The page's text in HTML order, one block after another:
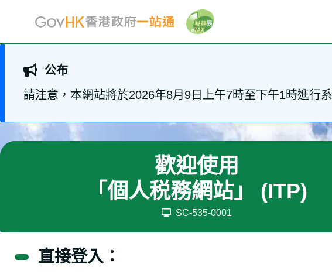
公布
請注意，本網站將於2026年8月9日上午7時至下午1時進行
歡迎使用
「個人税務網站」
(ITP)
SC-535-0001
直接登入：